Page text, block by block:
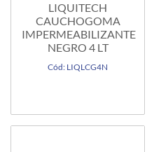
LIQUITECH
CAUCHOGOMA
IMPERMEABILIZANTE
NEGRO 4 LT
Cód: LIQLCG4N